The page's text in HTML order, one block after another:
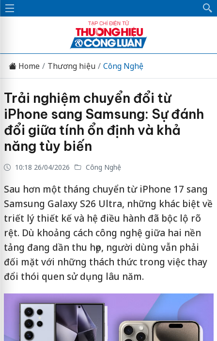
Home Thương hiệu Công Nghệ
Trải nghiệm chuyển đổi từ
iPhone sang Samsung: Sự đánh
đổi giữa tính ổn định và khả
năng tùy biến
10:18 26/04/2026 Công Nghệ
Sau hơn một tháng chuyển từ iPhone 17 sang
Samsung Galaxy S26 Ultra, những khác biệt về
triết lý thiết kế và hệ điều hành đã bộc lộ rõ
rệt. Dù khoảng cách công nghệ giữa hai nền
tảng đang dần thu hẹp, người dùng vẫn phải
đối mặt với những thách thức trong việc thay
đổi thói quen sử dụng lâu năm.